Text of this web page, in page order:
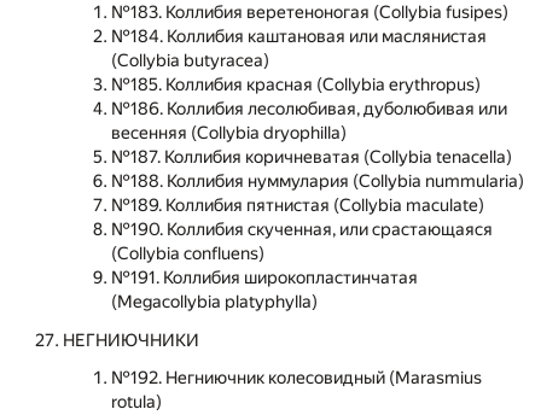
№183. Коллибия веретеноногая (Collybia fusipes)
№184. Коллибия каштановая или маслянистая
(Collybia butyracea)
№185. Коллибия красная (Collybia erythropus)
№186. Коллибия лесолюбивая, дуболюбивая или
весенняя (Collybia dryophilla)
№187. Коллибия коричневатая (Collybia tenacella)
№188. Коллибия нуммулария (Collybia nummularia)
№189. Коллибия пятнистая (Collybia maculate)
№190. Коллибия скученная, или срастающаяся
(Collybia confluens)
№191. Коллибия широкопластинчатая
(Megacollybia platyphylla)
НЕГНИЮЧНИКИ
№192. Негниючник колесовидный (Marasmius
rotula)